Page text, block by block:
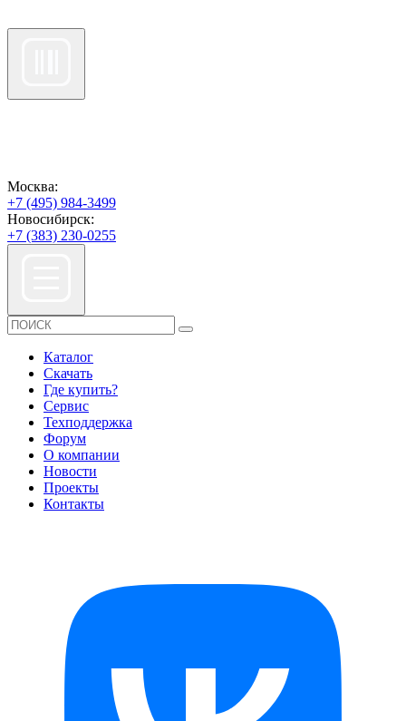
Москва:
+7 (495) 984-3499
Новосибирск:
+7 (383) 230-0255
Каталог
Скачать
Где купить?
Сервис
Техподдержка
Форум
О компании
Новости
Проекты
Контакты